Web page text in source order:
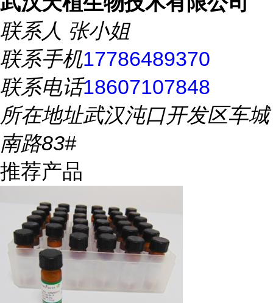
联系人 张小姐
联系手机17786489370
联系电话18607107848
所在地址武汉沌口开发区车城
南路83#
推荐产品